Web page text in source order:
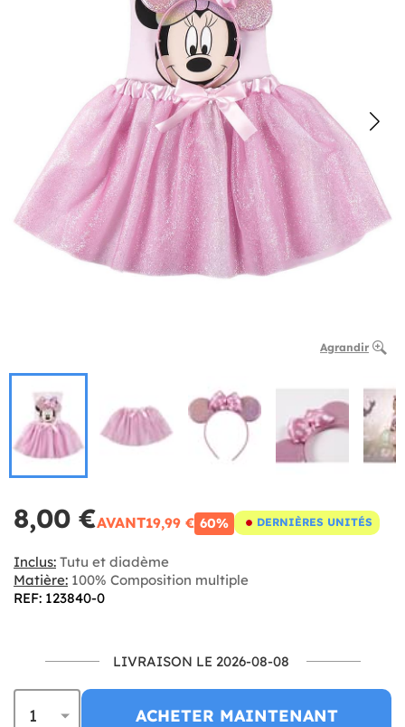
Agrandir
8,00 €AVANT19,99 € 60% DERNIÈRES UNITÉS
Inclus: Tutu et diadème
Matière: 100% Composition multiple
REF: 123840-0
LIVRAISON LE 2026-08-08
ACHETER MAINTENANT